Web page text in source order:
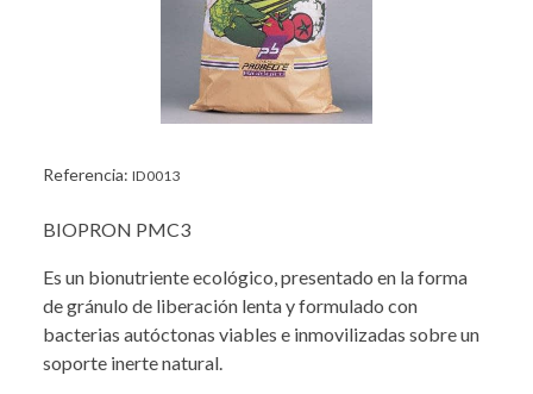
Referencia: ID0013
BIOPRON PMC3
Es un bionutriente ecológico, presentado en la forma
de gránulo de liberación lenta y formulado con
bacterias autóctonas viables e inmovilizadas sobre un
soporte inerte natural.